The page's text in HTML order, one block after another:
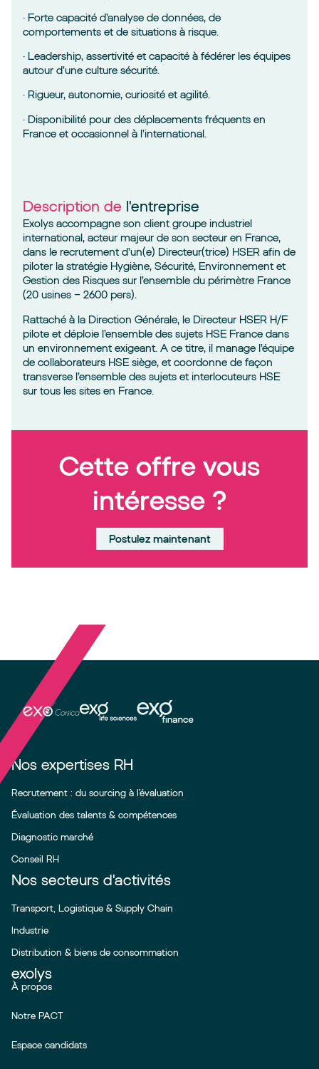
· Forte capacité d’analyse de données, de
comportements et de situations à risque.
· Leadership, assertivité et capacité à fédérer les équipes
autour d’une culture sécurité.
· Rigueur, autonomie, curiosité et agilité.
· Disponibilité pour des déplacements fréquents en
France et occasionnel à l’international.
Description de l'entreprise
Exolys accompagne son client groupe industriel
international, acteur majeur de son secteur en France,
dans le recrutement d’un(e) Directeur(trice) HSER afin de
piloter la stratégie Hygiène, Sécurité, Environnement et
Gestion des Risques sur l’ensemble du périmètre France
(20 usines – 2600 pers).
Rattaché à la Direction Générale, le Directeur HSER H/F
pilote et déploie l’ensemble des sujets HSE France dans
un environnement exigeant. A ce titre, il manage l’équipe
de collaborateurs HSE siège, et coordonne de façon
transverse l’ensemble des sujets et interlocuteurs HSE
sur tous les sites en France.
Cette offre vous
intéresse ?
Postulez maintenant
Nos expertises RH
Recrutement : du sourcing à l’évaluation
Évaluation des talents & compétences
Diagnostic marché
Conseil RH
Nos secteurs d'activités
Transport, Logistique & Supply Chain
Industrie
Distribution & biens de consommation
exolys
À propos
Notre PACT
Espace candidats